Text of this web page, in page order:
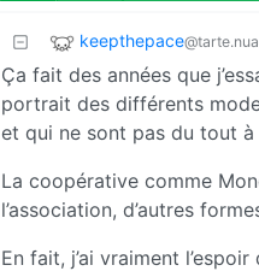
keepthepace
Ça fait des années que
portrait des différents
et qui ne sont pas du tout à
La coopérative comme
l’association, d’autres
En fait, j’ai vraiment